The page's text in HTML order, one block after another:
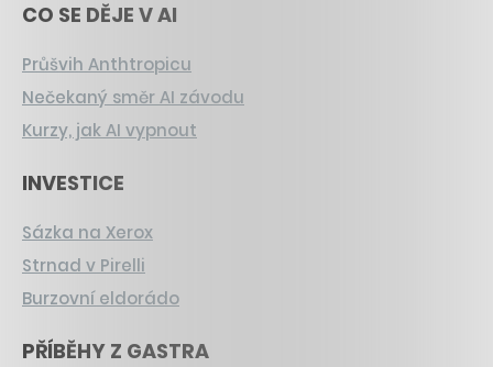
CO SE DĚJE V AI
Průšvih Anthtropicu
Nečekaný směr AI závodu
Kurzy, jak AI vypnout
INVESTICE
Sázka na Xerox
Strnad v Pirelli
Burzovní eldorádo
PŘÍBĚHY Z GASTRA